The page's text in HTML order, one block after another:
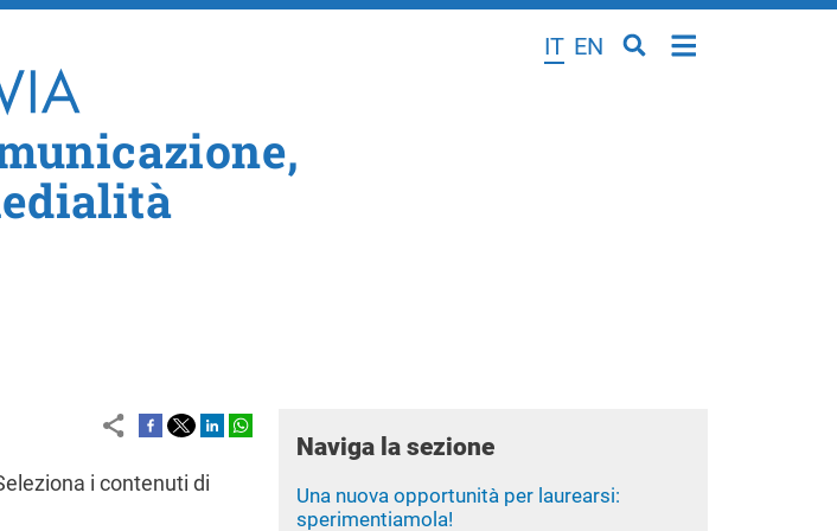
Salta al contenuto principale
IT EN
i contenuti di
Naviga la sezione
Una nuova opportunità per laurearsi:
sperimentiamola!